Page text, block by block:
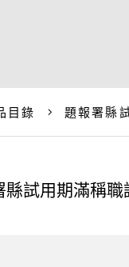
目錄 題報署縣
縣試用期滿稱職